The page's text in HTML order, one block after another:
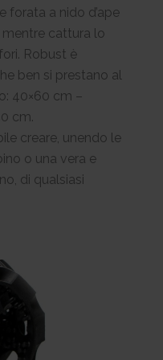
forata a nido d’ape
mentre cattura lo
Robust è
ben si prestano al
40×60 cm –
cm.
creare, unendo le
o una vera e
di qualsiasi